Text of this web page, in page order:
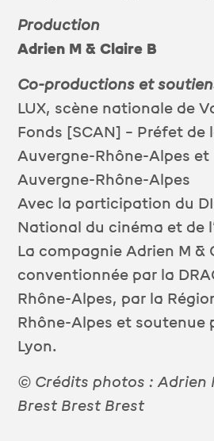
Production
Adrien M & Claire B
Co-productions et
LUX, scène nationale de
Fonds [SCAN] – Préfet de
Auvergne-Rhône-Alpes et
Auvergne-Rhône-Alpes
Avec la participation du
National du cinéma et de
La compagnie Adrien M &
conventionnée par la
Rhône-Alpes, par la
Rhône-Alpes et soutenue
Lyon.
© Crédits photos : Adrien
Brest Brest Brest